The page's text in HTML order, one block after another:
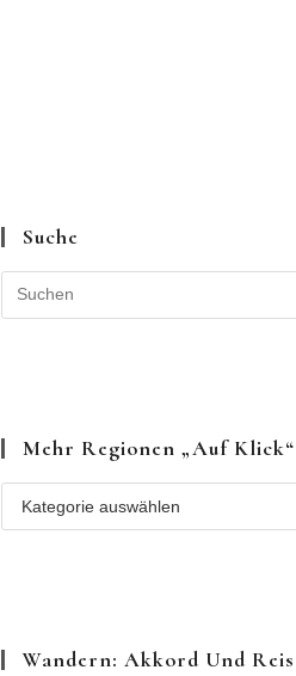
Suche
Mehr Regionen „auf Klick“
Mehr
Regionen
Wandern: Akkord Und